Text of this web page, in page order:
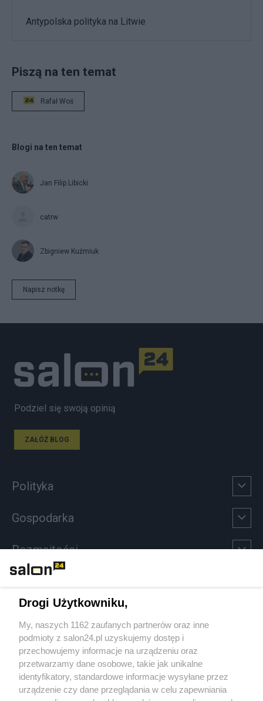
Antypolska polityka na Litwie
Piszą na ten temat
Rafał Woś
Blogi na ten temat
Jan Filip Libicki
catrw
Zbigniew Kuźmiuk
Napisz notkę
Podziel się swoją opinią
ZAŁÓŻ BLOG
Polityka
Gospodarka
Rozmaitości
Sport
Społeczeństwo
Kultura
Drogi Użytkowniku,
My, naszych 1162 zaufanych partnerów oraz inne
podmioty z salon24.pl uzyskujemy dostęp i
przechowujemy informacje na urządzeniu oraz
przetwarzamy dane osobowe, takie jak unikalne
identyfikatory, standardowe informacje wysyłane przez
urządzenie czy dane przeglądania w celu zapewniania